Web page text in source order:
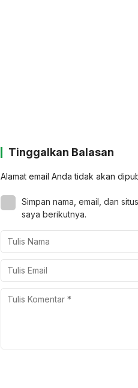
Tinggalkan Balasan
Alamat email Anda tidak akan
Simpan nama, email, dan
saya berikutnya.